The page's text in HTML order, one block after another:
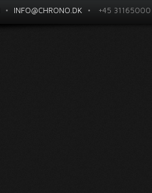
• INFO@CHRONO.DK • +45 31165000